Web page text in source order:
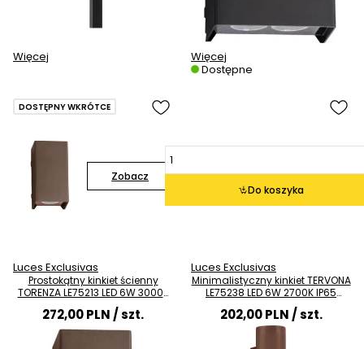
Więcej
Więcej
Dostępne
Zobacz
DOSTĘPNY WKRÓTCE
Luces Exclusivas
Prostokątny kinkiet ścienny
TORENZA LE75213 LED 6W 3000K
IP65 rdzawy
272,00 PLN/ szt.
Do koszyka
Luces Exclusivas
Minimalistyczny kinkiet TERVONA
LE75238 LED 6W 2700K IP65
202,00 PLN/ szt.